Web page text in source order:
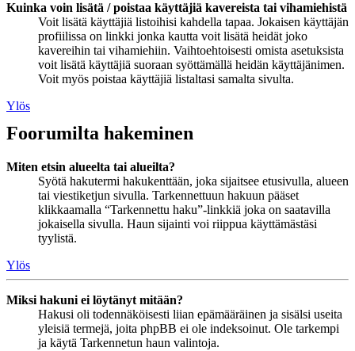
Kuinka voin lisätä / poistaa käyttäjiä kavereista tai vihamiehistä
Voit lisätä käyttäjiä listoihisi kahdella tapaa. Jokaisen käyttäjän
profiilissa on linkki jonka kautta voit lisätä heidät joko
kavereihin tai vihamiehiin. Vaihtoehtoisesti omista asetuksista
voit lisätä käyttäjiä suoraan syöttämällä heidän käyttäjänimen.
Voit myös poistaa käyttäjiä listaltasi samalta sivulta.
Ylös
Foorumilta hakeminen
Miten etsin alueelta tai alueilta?
Syötä hakutermi hakukenttään, joka sijaitsee etusivulla, alueen
tai viestiketjun sivulla. Tarkennettuun hakuun pääset
klikkaamalla “Tarkennettu haku”-linkkiä joka on saatavilla
jokaisella sivulla. Haun sijainti voi riippua käyttämästäsi
tyylistä.
Ylös
Miksi hakuni ei löytänyt mitään?
Hakusi oli todennäköisesti liian epämääräinen ja sisälsi useita
yleisiä termejä, joita phpBB ei ole indeksoinut. Ole tarkempi
ja käytä Tarkennetun haun valintoja.